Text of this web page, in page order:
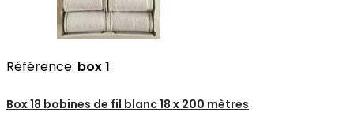
Référence: box 1
Box 18 bobines de fil blanc 18 x 200 mètres